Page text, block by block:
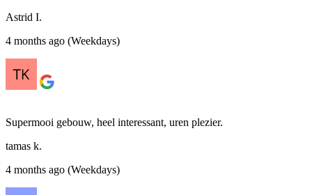
Astrid I.
4 months ago (Weekdays)
Supermooi gebouw, heel interessant, uren plezier.
tamas k.
4 months ago (Weekdays)